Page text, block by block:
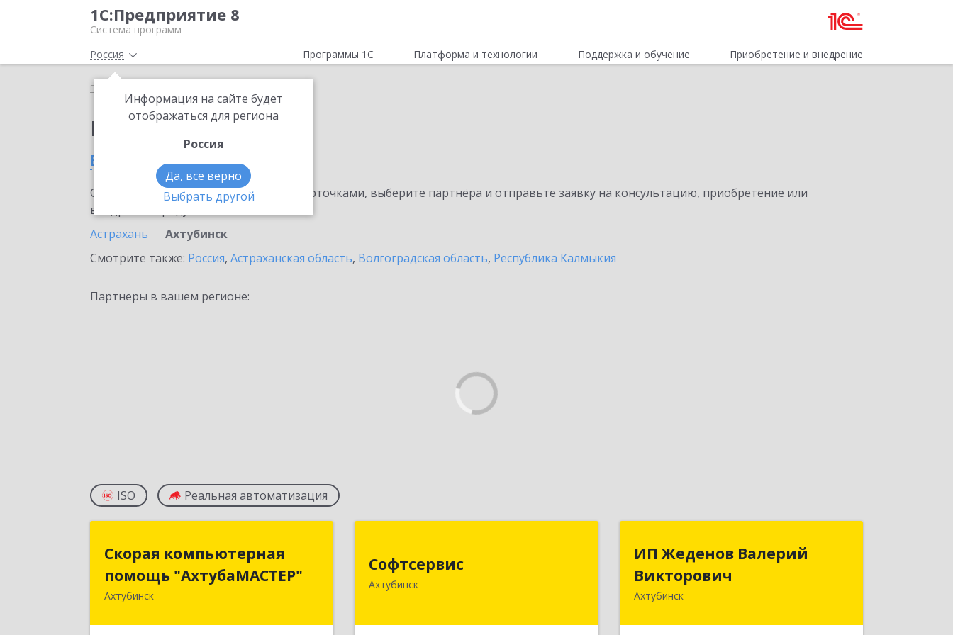
1С:Предприятие 8
Система программ
Россия
Информация на сайте будет
отображаться для региона
Россия
Да, все верно
Выбрать другой
Программы 1С Платформа и технологии Поддержка и обучение Приобретение и внедрение
Главная
Партнеры фирмы 1С
в Ахтубинске
Ознакомьтесь с информационными карточками, выберите партнёра и отправьте заявку на консультацию, приобретение или
внедрение продукта.
Астрахань
Ахтубинск
Смотрите также: Россия, Астраханская область, Волгоградская область, Республика Калмыкия
Партнеры в вашем регионе:
ISO Реальная автоматизация
Скорая компьютерная
помощь "АхтубаМАСТЕР"
Ахтубинск
помощь "АхтубаМАСТЕР"
Софтсервис
Ахтубинск
Ахтубинский р-н, Ахтубинск г, Ленина
ИП Жеденов Валерий
Викторович
Ахтубинск
ИП Жеденов Валерий
Викторович